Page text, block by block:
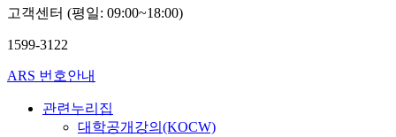
고객센터 (평일: 09:00~18:00)
1599-3122
ARS 번호안내
관련누리집
대학공개강의(KOCW)